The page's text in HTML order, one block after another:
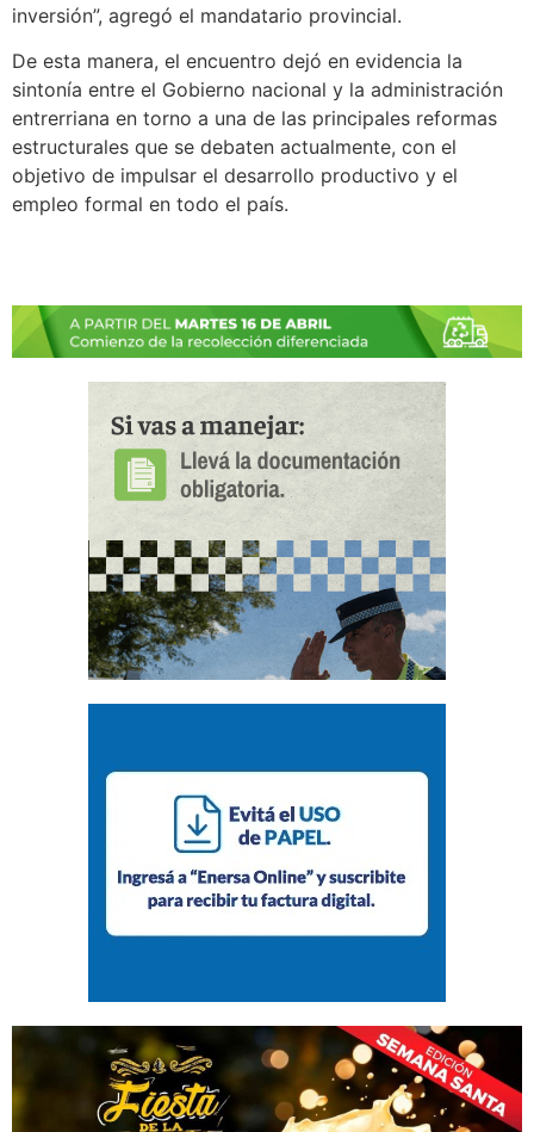
inversión”, agregó el mandatario provincial.
De esta manera, el encuentro dejó en evidencia la
sintonía entre el Gobierno nacional y la administración
entrerriana en torno a una de las principales reformas
estructurales que se debaten actualmente, con el
objetivo de impulsar el desarrollo productivo y el
empleo formal en todo el país.